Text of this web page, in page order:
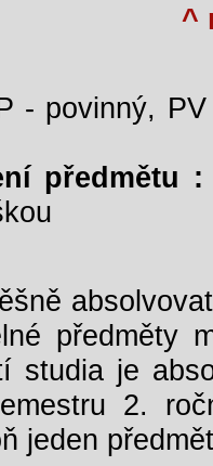
^
- povinný,
předmětu :
předměty
studia je
2.
jeden